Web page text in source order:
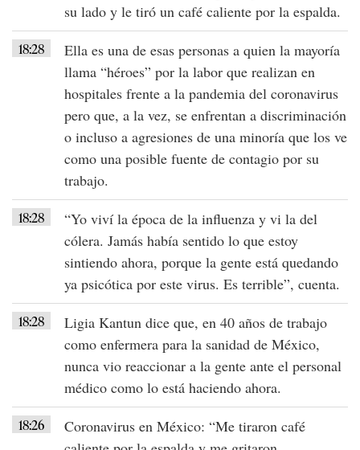
su lado y le tiró un café caliente por la espalda.
18:28
Ella es una de esas personas a quien la mayoría
llama “héroes” por la labor que realizan en
hospitales frente a la pandemia del coronavirus
pero que, a la vez, se enfrentan a discriminación
o incluso a agresiones de una minoría que los ve
como una posible fuente de contagio por su
trabajo.
18:28
“Yo viví la época de la influenza y vi la del
cólera. Jamás había sentido lo que estoy
sintiendo ahora, porque la gente está quedando
ya psicótica por este virus. Es terrible”, cuenta.
18:28
Ligia Kantun dice que, en 40 años de trabajo
como enfermera para la sanidad de México,
nunca vio reaccionar a la gente ante el personal
médico como lo está haciendo ahora.
18:26
Coronavirus en México: “Me tiraron café